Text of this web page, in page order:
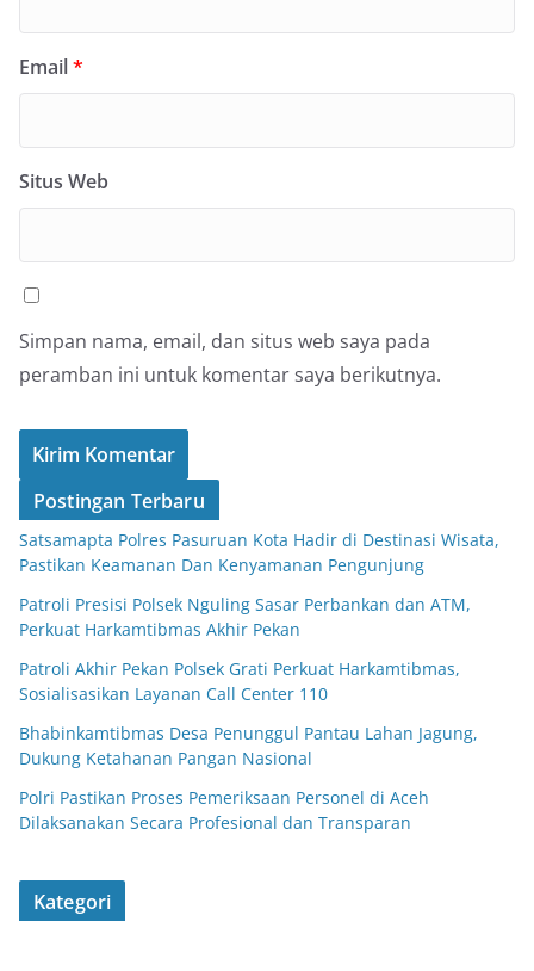
Email*
Situs Web
Simpan nama, email, dan situs web saya pada
peramban ini untuk komentar saya berikutnya.
Postingan Terbaru
Satsamapta Polres Pasuruan Kota Hadir di Destinasi Wisata,
Pastikan Keamanan Dan Kenyamanan Pengunjung
Patroli Presisi Polsek Nguling Sasar Perbankan dan ATM,
Perkuat Harkamtibmas Akhir Pekan
Patroli Akhir Pekan Polsek Grati Perkuat Harkamtibmas,
Sosialisasikan Layanan Call Center 110
Bhabinkamtibmas Desa Penunggul Pantau Lahan Jagung,
Dukung Ketahanan Pangan Nasional
Polri Pastikan Proses Pemeriksaan Personel di Aceh
Dilaksanakan Secara Profesional dan Transparan
Kategori